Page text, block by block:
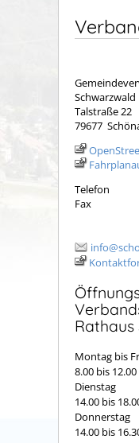
Schwarzwald
Talstraße 22
79677
Telefon
Fax
Rathaus
Montag bis
8.00 bis
14.00 bis
Donnerstag
14.00 bis